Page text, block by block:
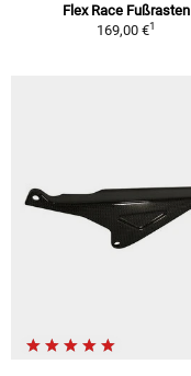
Flex Race Fußrasten
169,00 €1